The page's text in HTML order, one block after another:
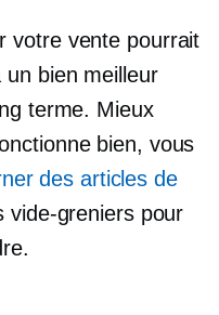
votre vente pourrait
un bien meilleur
terme. Mieux
bien, vous
des articles de
vide-greniers pour